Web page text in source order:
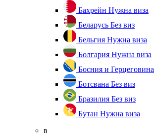
Бахрейн Нужна виза
Беларусь Без виз
Бельгия Нужна виза
Болгария Нужна виза
Босния и Герцеговина
Ботсвана Без виз
Бразилия Без виз
Бутан Нужна виза
в